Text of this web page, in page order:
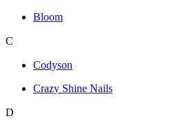
Bloom
C
Codyson
Crazy Shine Nails
D